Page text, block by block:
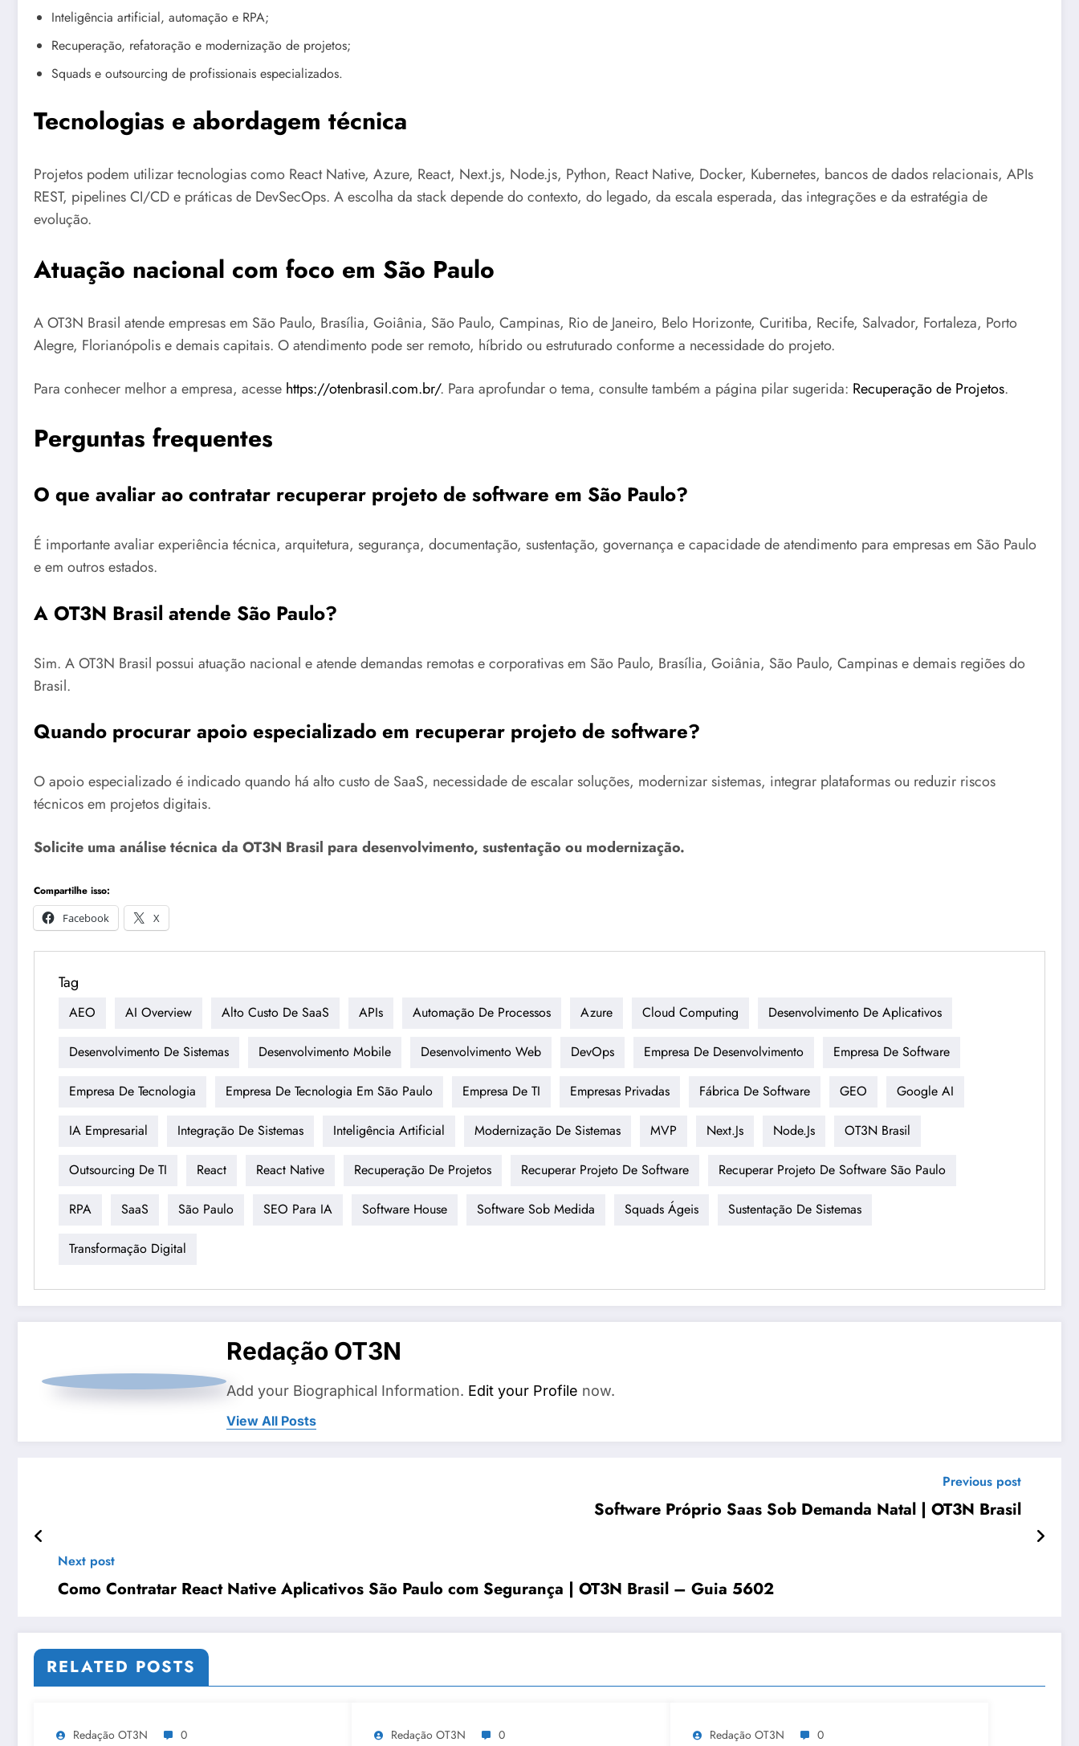
Inteligência artificial, automação e RPA;
Recuperação, refatoração e modernização de projetos;
Squads e outsourcing de profissionais especializados.
Tecnologias e abordagem técnica
Projetos podem utilizar tecnologias como React Native, Azure, React, Next.js, Node.js, Python, React Native, Docker, Kubernetes, bancos de dados relacionais, APIs
REST, pipelines CI/CD e práticas de DevSecOps. A escolha da stack depende do contexto, do legado, da escala esperada, das integrações e da estratégia de
evolução.
Atuação nacional com foco em São Paulo
A OT3N Brasil atende empresas em São Paulo, Brasília, Goiânia, São Paulo, Campinas, Rio de Janeiro, Belo Horizonte, Curitiba, Recife, Salvador, Fortaleza, Porto
Alegre, Florianópolis e demais capitais. O atendimento pode ser remoto, híbrido ou estruturado conforme a necessidade do projeto.
Para conhecer melhor a empresa, acesse https://otenbrasil.com.br/. Para aprofundar o tema, consulte também a página pilar sugerida: Recuperação de Projetos.
Perguntas frequentes
O que avaliar ao contratar recuperar projeto de software em São Paulo?
É importante avaliar experiência técnica, arquitetura, segurança, documentação, sustentação, governança e capacidade de atendimento para empresas em São Paulo
e em outros estados.
A OT3N Brasil atende São Paulo?
Sim. A OT3N Brasil possui atuação nacional e atende demandas remotas e corporativas em São Paulo, Brasília, Goiânia, São Paulo, Campinas e demais regiões do
Brasil.
Quando procurar apoio especializado em recuperar projeto de software?
O apoio especializado é indicado quando há alto custo de SaaS, necessidade de escalar soluções, modernizar sistemas, integrar plataformas ou reduzir riscos
técnicos em projetos digitais.
Solicite uma análise técnica da OT3N Brasil para desenvolvimento, sustentação ou modernização.
Compartilhe isso:
Facebook
X
Tag
AEO AI Overview Alto Custo De SaaS APIs Automação De Processos Azure Cloud Computing Desenvolvimento De Aplicativos
Desenvolvimento De Sistemas Desenvolvimento Mobile Desenvolvimento Web DevOps Empresa De Desenvolvimento Empresa De Software
Empresa De Tecnologia Empresa De Tecnologia Em São Paulo Empresa De TI Empresas Privadas Fábrica De Software GEO Google AI
IA Empresarial Integração De Sistemas Inteligência Artificial Modernização De Sistemas MVP Next.js Node.js OT3N Brasil
Outsourcing De TI React React Native Recuperação De Projetos Recuperar Projeto De Software Recuperar Projeto De Software São Paulo
RPA SaaS São Paulo SEO Para IA Software House Software Sob Medida Squads Ágeis Sustentação De Sistemas
Transformação Digital
Redação OT3N
Add your Biographical Information. Edit your Profile now.
View All Posts
Previous post
Software Próprio Saas Sob Demanda Natal | OT3N Brasil
Next post
Como Contratar React Native Aplicativos São Paulo com Segurança | OT3N Brasil – Guia 5602
RELATED POSTS
Redação OT3N 0 Redação OT3N 0 Redação OT3N 0